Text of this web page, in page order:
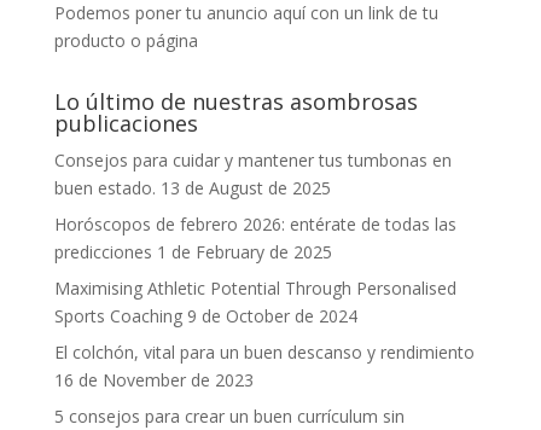
Podemos poner tu anuncio aquí con un link de tu
producto o página
Lo último de nuestras asombrosas
publicaciones
Consejos para cuidar y mantener tus tumbonas en
buen estado. 13 de August de 2025
Horóscopos de febrero 2026: entérate de todas las
predicciones 1 de February de 2025
Maximising Athletic Potential Through Personalised
Sports Coaching 9 de October de 2024
El colchón, vital para un buen descanso y rendimiento
16 de November de 2023
5 consejos para crear un buen currículum sin